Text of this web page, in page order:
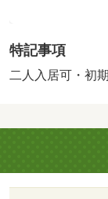
料１万円）・維
活！使い勝手の
ト、シューズボ
特記事項
二人入居可・初